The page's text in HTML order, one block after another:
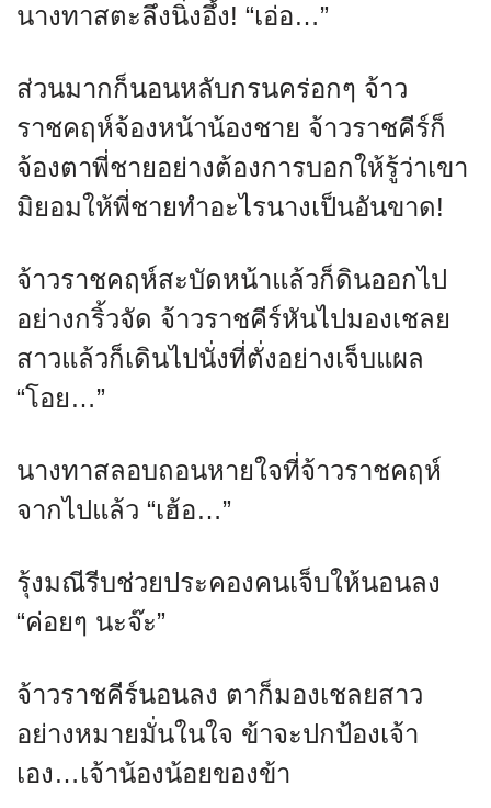
นางทาสตะลึงนิ่งอึ้ง! “เอ่อ…”
ส่วนมากก็นอนหลับกรนคร่อกๆ จ้าว
ราชคฤห์จ้องหน้าน้องชาย จ้าวราชคีร์ก็
จ้องตาพี่ชายอย่างต้องการบอกให้รู้ว่าเขา
มิยอมให้พี่ชายทำอะไรนางเป็นอันขาด!
จ้าวราชคฤห์สะบัดหน้าแล้วก็ดินออกไป
อย่างกริ้วจัด จ้าวราชคีร์หันไปมองเชลย
สาวแล้วก็เดินไปนั่งที่ตั่งอย่างเจ็บแผล
“โอย…”
นางทาสลอบถอนหายใจที่จ้าวราชคฤห์
จากไปแล้ว “เฮ้อ…”
รุ้งมณีรีบช่วยประคองคนเจ็บให้นอนลง
“ค่อยๆ นะจ๊ะ”
จ้าวราชคีร์นอนลง ตาก็มองเชลยสาว
อย่างหมายมั่นในใจ ข้าจะปกป้องเจ้า
เอง…เจ้าน้องน้อยของข้า